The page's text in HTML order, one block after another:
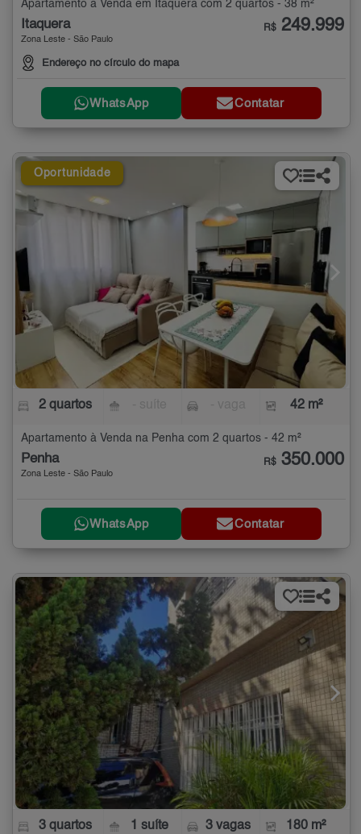
Apartamento à Venda em Itaquera com 2 quartos - 38 m²
Itaquera
Zona Leste - São Paulo
Endereço no círculo do mapa
R$ 249.999
WhatsApp Contatar
Oportunidade
2 quartos 42 m²
Apartamento à Venda na Penha com 2 quartos - 42 m²
Penha
Zona Leste - São Paulo
R$ 350.000
WhatsApp Contatar
3 quartos 1 suíte 3 vagas 180 m²